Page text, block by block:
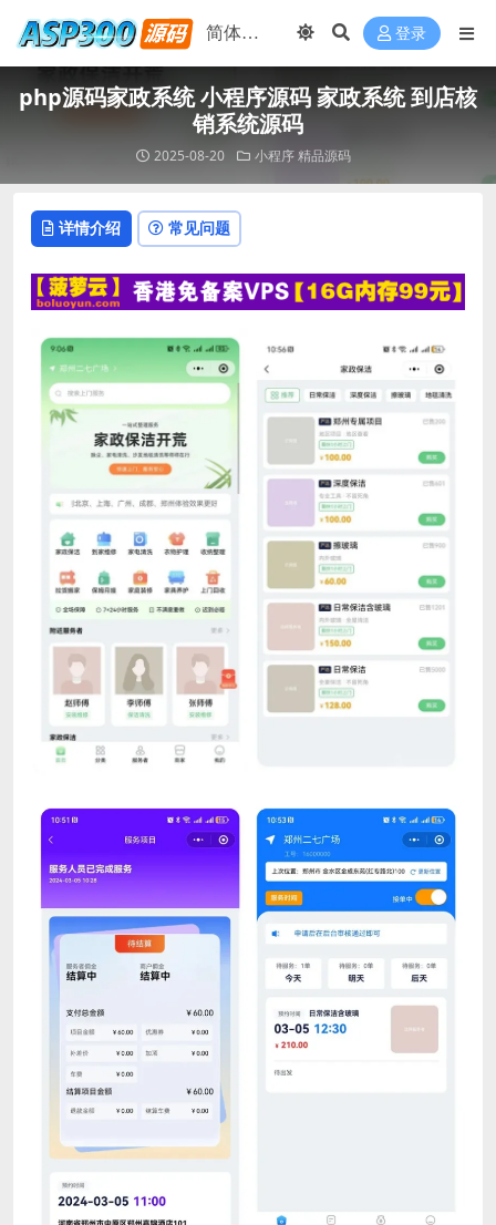
登录
php源码家政系统 小程序源码 家政系统 到店核
销系统源码
2025-08-20 小程序精品源码
详情介绍 常见问题